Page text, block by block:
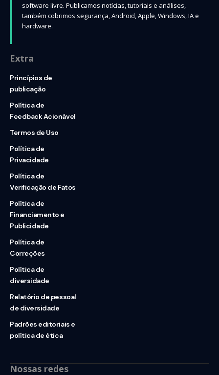
software livre. Publicamos notícias, tutoriais e análises,
também cobrimos segurança, Android, Apple, Windows, IA e
hardware.
Extra
Princípios de
publicação
Política de
Feedback Acionável
Termos de Uso
Política de
Privacidade
Política de
Verificação de Fatos
Política de
Financiamento e
Publicidade
Política de
Correções
Política de
diversidade
Relatório de pessoal
de diversidade
Padrões editoriais e
política de ética
Nossas redes